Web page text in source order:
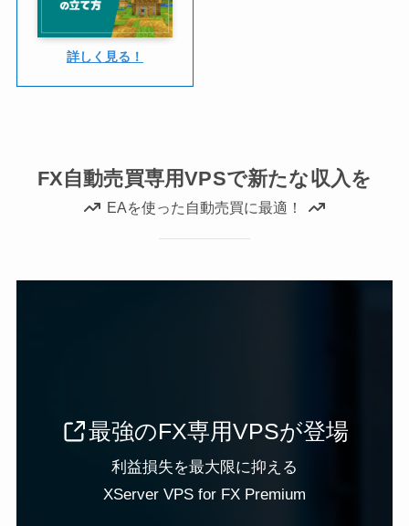
詳しく見る！
FX自動売買専用VPSで新たな収入を
EAを使った自動売買に最適！
最強のFX専用VPSが登場
利益損失を最大限に抑える
XServer VPS for FX Premium